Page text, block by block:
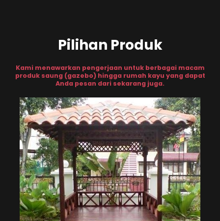
Pilihan Produk
Kami menawarkan pengerjaan untuk berbagai macam
produk saung (gazebo) hingga rumah kayu yang dapat
Anda pesan dari sekarang juga.